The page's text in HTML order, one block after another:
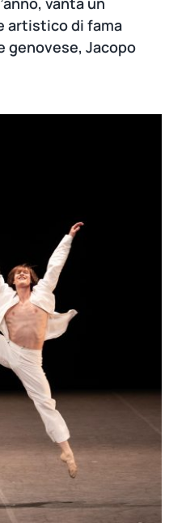
artistico di fama
genovese, Jacopo